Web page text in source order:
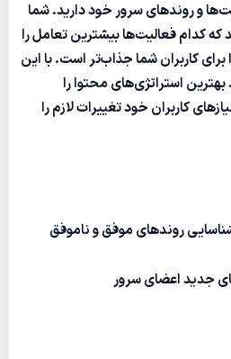
و روندهای سرور خود دارید. شما
که کدام فعالیت‌ها بیشترین تعامل را
برای کاربران شما جذاب‌تر است. با این
استراتژی‌های محتوا را
کاربران خود تغییرات لازم را
روندهای موفق و ناموفق
جدید اعضای سرور